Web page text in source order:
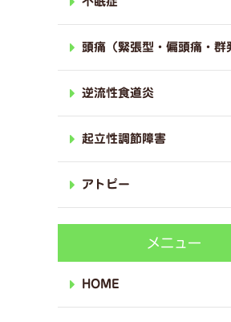
頭痛（緊張型・偏頭痛・群
逆流性食道炎
起立性調節障害
アトピー
メニュー
HOME